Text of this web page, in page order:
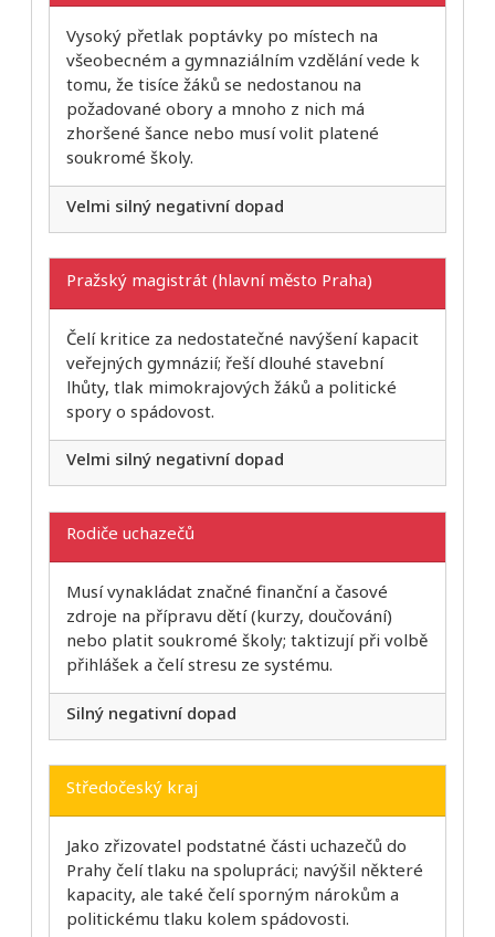
Vysoký přetlak poptávky po místech na
všeobecném a gymnaziálním vzdělání vede k
tomu, že tisíce žáků se nedostanou na
požadované obory a mnoho z nich má
zhoršené šance nebo musí volit platené
soukromé školy.
Velmi silný negativní dopad
Pražský magistrát (hlavní město Praha)
Čelí kritice za nedostatečné navýšení kapacit
veřejných gymnázií; řeší dlouhé stavební
lhůty, tlak mimokrajových žáků a politické
spory o spádovost.
Velmi silný negativní dopad
Rodiče uchazečů
Musí vynakládat značné finanční a časové
zdroje na přípravu dětí (kurzy, doučování)
nebo platit soukromé školy; taktizují při volbě
přihlášek a čelí stresu ze systému.
Silný negativní dopad
Středočeský kraj
Jako zřizovatel podstatné části uchazečů do
Prahy čelí tlaku na spolupráci; navýšil některé
kapacity, ale také čelí sporným nárokům a
politickému tlaku kolem spádovosti.